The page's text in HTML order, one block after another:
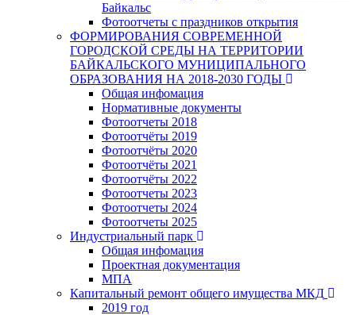
Байкальс
Фотоотчеты с праздников открытия
ФОРМИРОВАНИЯ СОВРЕМЕННОЙ
ГОРОДСКОЙ СРЕДЫ НА ТЕРРИТОРИИ
БАЙКАЛЬСКОГО МУНИЦИПАЛЬНОГО
ОБРАЗОВАНИЯ НА 2018-2030 ГОДЫ
Общая инфомация
Нормативные документы
Фотоотчеты 2018
Фотоотчёты 2019
Фотоотчёты 2020
Фотоотчёты 2021
Фотоотчёты 2022
Фотоотчеты 2023
Фотоотчеты 2024
Фотоотчеты 2025
Индустриальный парк
Общая инфомация
Проектная документация
МПА
Капитальный ремонт общего имущества МКД
2019 год